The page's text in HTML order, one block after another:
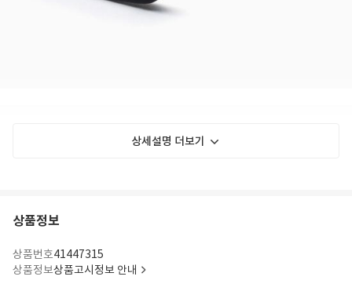
상세설명 더보기
상품정보
상품번호41447315
상품정보상품고시정보 안내